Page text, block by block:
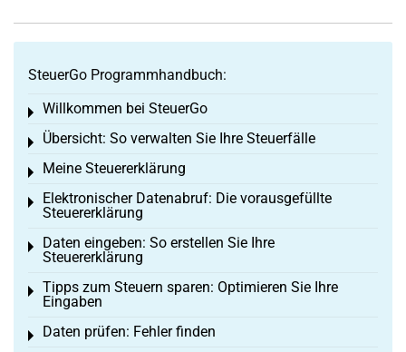
SteuerGo Programmhandbuch:
Willkommen bei SteuerGo
Toggle menu
Übersicht: So verwalten Sie Ihre Steuerfälle
Toggle menu
Meine Steuererklärung
Toggle menu
Elektronischer Datenabruf: Die vorausgefüllte
Steuererklärung
Toggle menu
Daten eingeben: So erstellen Sie Ihre
Steuererklärung
Toggle menu
Tipps zum Steuern sparen: Optimieren Sie Ihre
Eingaben
Toggle menu
Daten prüfen: Fehler finden
Toggle menu